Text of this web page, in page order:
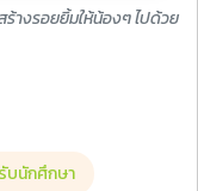
างรอยยิ้มให้น้องๆ ไปด้วย
บนักศึกษา